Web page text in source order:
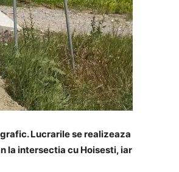
Lucrarile se realizeaza
la intersectia cu Hoisesti, iar